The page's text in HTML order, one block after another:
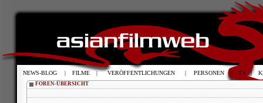
FOREN-ÜBERSICHT
NEWS-BLOG | FILME | VERÖFFENTLICHUNGEN | PERSONEN | TV |